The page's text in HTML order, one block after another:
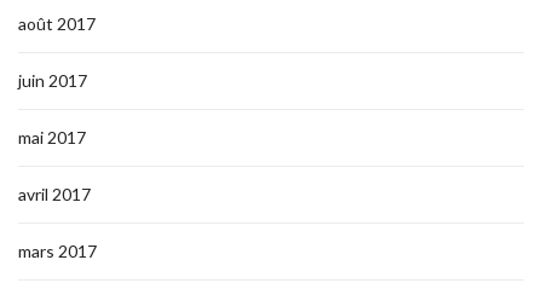
août 2017
juin 2017
mai 2017
avril 2017
mars 2017